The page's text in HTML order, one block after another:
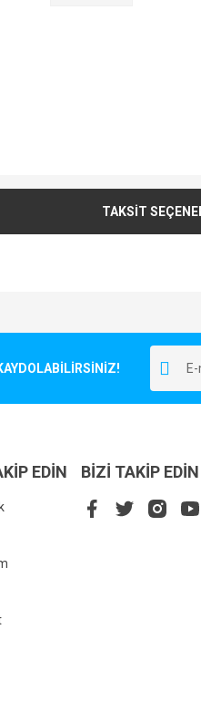
TAKSİT
EDİN BİZİ TAKİP EDİN